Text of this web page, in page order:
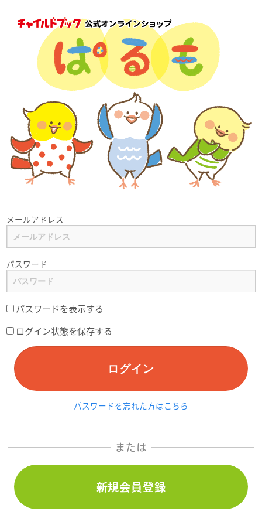
メールアドレス
パスワード
パスワードを表示する
ログイン状態を保存する
ログイン
パスワードを忘れた方はこちら
または
新規会員登録